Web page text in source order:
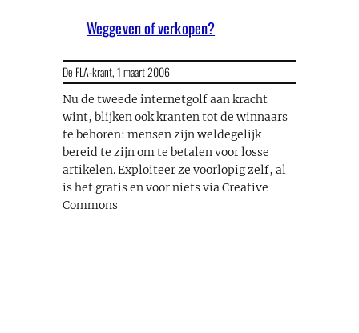
Weggeven of verkopen?
De FLA-krant,1 maart 2006
Nu de tweede internetgolf aan kracht
wint, blijken ook kranten tot de winnaars
te behoren: mensen zijn weldegelijk
bereid te zijn om te betalen voor losse
artikelen. Exploiteer ze voorlopig zelf, al
is het gratis en voor niets via Creative
Commons